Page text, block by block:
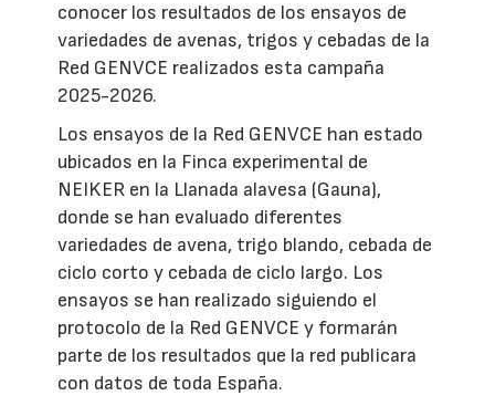
conocer los resultados de los ensayos de
variedades de avenas, trigos y cebadas de la
Red GENVCE realizados esta campaña
2025-2026.
Los ensayos de la Red GENVCE han estado
ubicados en la Finca experimental de
NEIKER en la Llanada alavesa (Gauna),
donde se han evaluado diferentes
variedades de avena, trigo blando, cebada de
ciclo corto y cebada de ciclo largo. Los
ensayos se han realizado siguiendo el
protocolo de la Red GENVCE y formarán
parte de los resultados que la red publicara
con datos de toda España.